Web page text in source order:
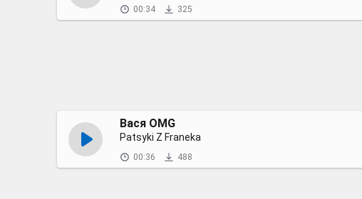
00:34 325
Вася OMG
Patsyki Z Franeka
00:36 488